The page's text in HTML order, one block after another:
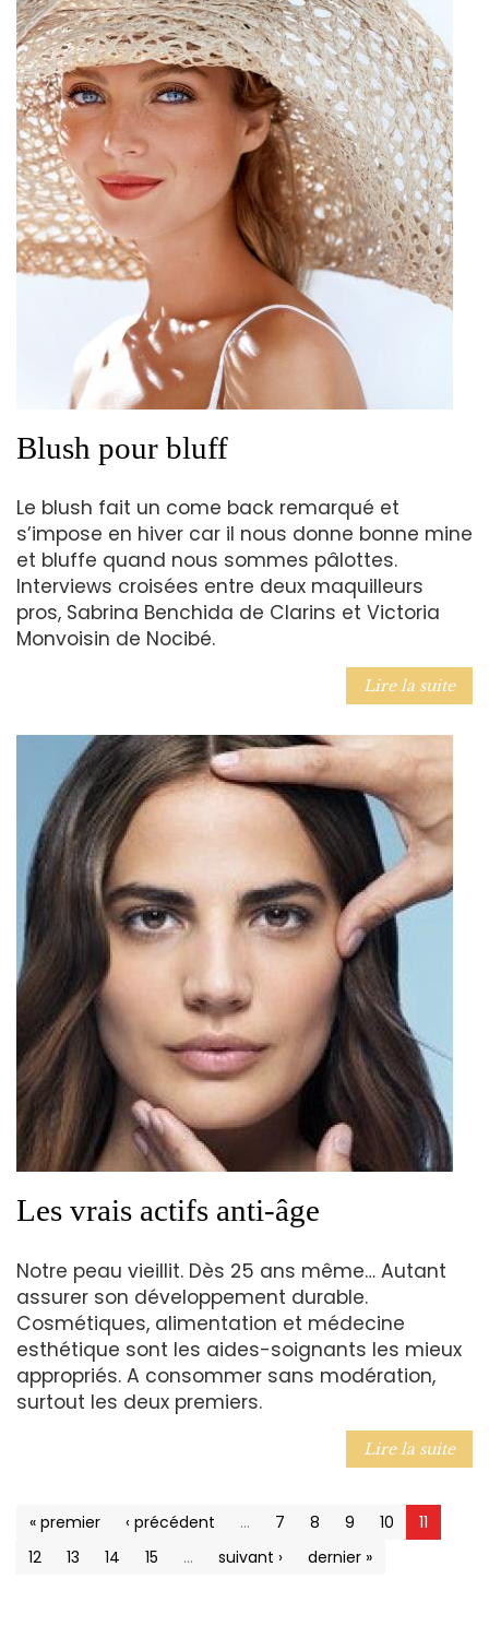
Blush pour bluff
Le blush fait un come back remarqué et
s’impose en hiver car il nous donne bonne mine
et bluffe quand nous sommes pâlottes.
Interviews croisées entre deux maquilleurs
pros, Sabrina Benchida de Clarins et Victoria
Monvoisin de Nocibé.
Lire la suite
Les vrais actifs anti-âge
Notre peau vieillit. Dès 25 ans même… Autant
assurer son développement durable.
Cosmétiques, alimentation et médecine
esthétique sont les aides-soignants les mieux
appropriés. A consommer sans modération,
surtout les deux premiers.
Lire la suite
« premier ‹ précédent … 7 8 9 10
11
12
13 14 15 … suivant › dernier »